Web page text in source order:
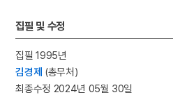
집필 및 수정
집필 1995년
김경제 (총무처)
최종수정 2024년 05월 30일